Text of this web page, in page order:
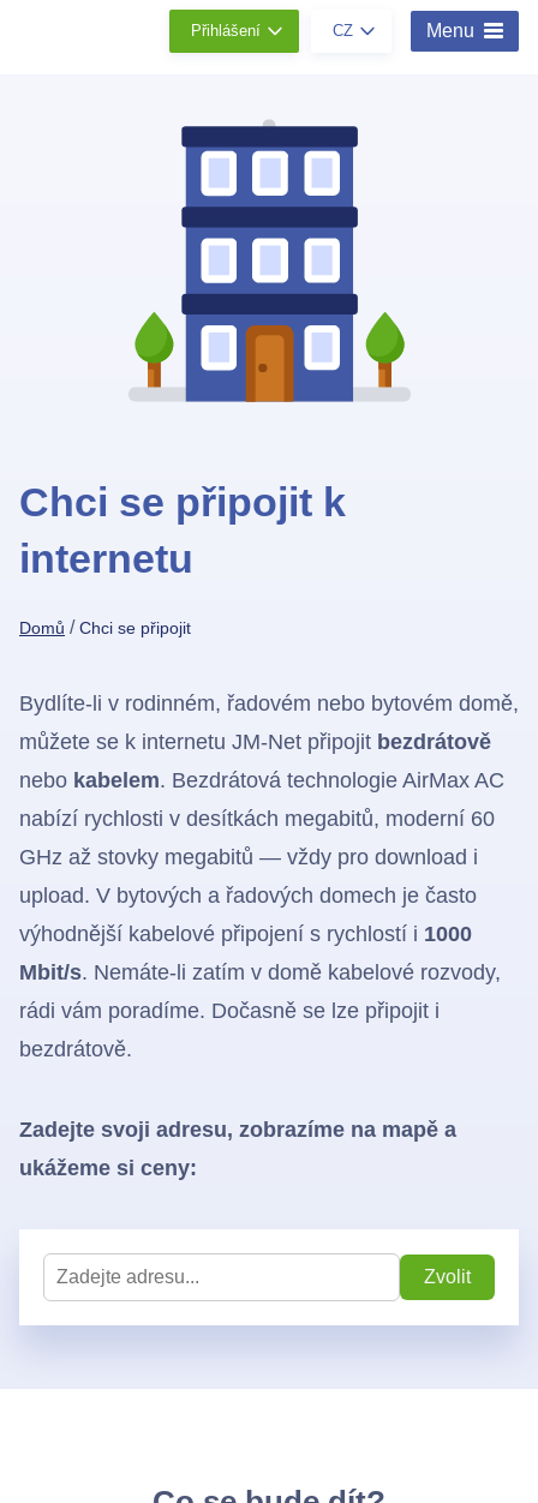
Přihlášení CZ Menu
Chci se připojit k
internetu
Domů /Chci se připojit
Bydlíte-li v rodinném, řadovém nebo bytovém domě,
můžete se k internetu JM-Net připojit bezdrátově
nebo kabelem. Bezdrátová technologie AirMax AC
nabízí rychlosti v desítkách megabitů, moderní 60
GHz až stovky megabitů — vždy pro download i
upload. V bytových a řadových domech je často
výhodnější kabelové připojení s rychlostí i 1000
Mbit/s. Nemáte-li zatím v domě kabelové rozvody,
rádi vám poradíme. Dočasně se lze připojit i
bezdrátově.
Zadejte svoji adresu, zobrazíme na mapě a
ukážeme si ceny:
Zvolit